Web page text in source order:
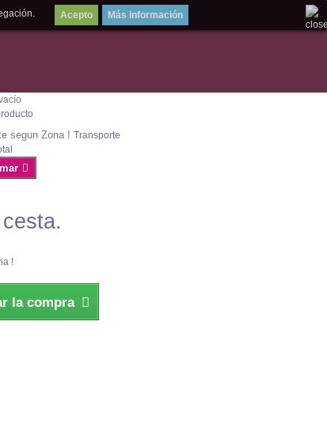
segun Zona !Transporte
!
la compra
Más información